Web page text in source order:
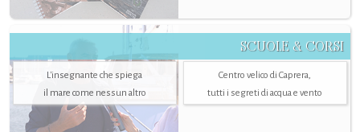
SCUOLE & CORSI
L'insegnante che spiega
il mare come nessun altro
Centro velico di Caprera,
tutti i segreti di acqua e vento